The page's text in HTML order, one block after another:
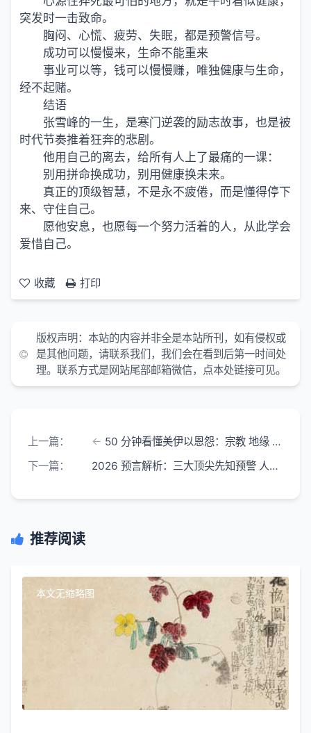
突发时一击致命。
胸闷、心慌、疲劳、失眠，都是预警信号。
成功可以慢慢来，生命不能重来
事业可以等，钱可以慢慢赚，唯独健康与生命，
经不起赌。
结语
张雪峰的一生，是寒门逆袭的励志故事，也是被
时代节奏推着狂奔的悲剧。
他用自己的离去，给所有人上了最痛的一课：
别用拼命换成功，别用健康换未来。
真正的顶级智慧，不是永不疲倦，而是懂得停下
来、守住自己。
愿他安息，也愿每一个努力活着的人，从此学会
爱惜自己。
收藏 打印
版权声明： 本站的内容并非全是本站所刊，如有侵权或
是其他问题，请联系我们，我们会在看到后第一时间处
理。联系方式是网站尾部邮箱微信，点本处链接可见。
上一篇：
50 分钟看懂美伊以恩怨：宗教 地缘 霸权交织的中东死结
下一篇：
2026 预言解析：三大顶尖先知预警 人类站在文明临界点
推荐阅读
本文无缩略图